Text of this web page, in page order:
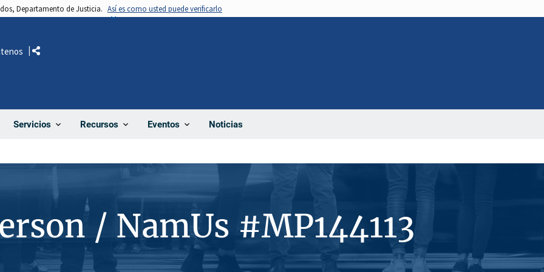
Departamento de Justicia. Así es como usted puede verificarlo
Servicios Recursos Eventos Noticias
Comparte
/ NamUs #MP144113